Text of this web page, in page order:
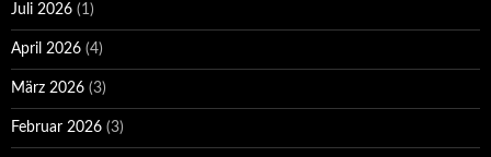
Juli 2026 (1)
April 2026 (4)
März 2026 (3)
Februar 2026 (3)